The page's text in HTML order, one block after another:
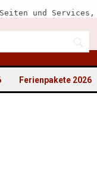
und
Ferienpakete 2026